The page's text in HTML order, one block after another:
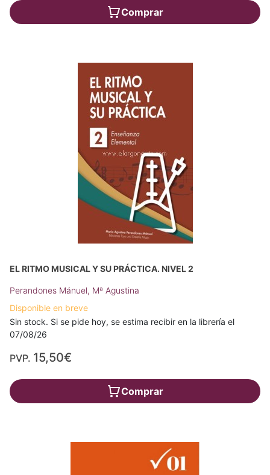
Comprar
EL RITMO MUSICAL Y SU PRÁCTICA. NIVEL 2
Perandones Mánuel, Mª Agustina
Disponible en breve
Sin stock. Si se pide hoy, se estima recibir en la librería el
07/08/26
PVP. 15,50€
Comprar